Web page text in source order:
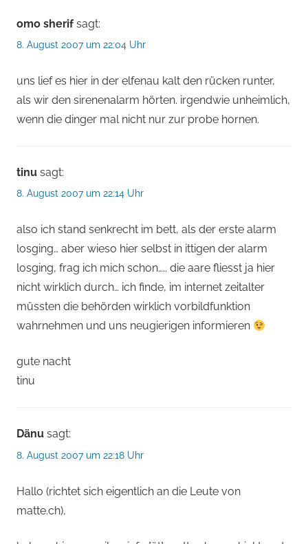
omo sherif sagt:
8. August 2007 um 22:04 Uhr
uns lief es hier in der elfenau kalt den rücken runter,
als wir den sirenenalarm hörten. irgendwie unheimlich,
wenn die dinger mal nicht nur zur probe hornen.
tinu sagt:
8. August 2007 um 22:14 Uhr
also ich stand senkrecht im bett, als der erste alarm
losging… aber wieso hier selbst in ittigen der alarm
losging, frag ich mich schon….. die aare fliesst ja hier
nicht wirklich durch… ich finde, im internet zeitalter
müssten die behörden wirklich vorbildfunktion
wahrnehmen und uns neugierigen informieren
gute nacht
tinu
Dänu sagt:
8. August 2007 um 22:18 Uhr
Hallo (richtet sich eigentlich an die Leute von
matte.ch),